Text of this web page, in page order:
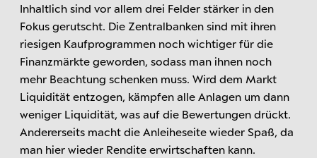
Inhaltlich sind vor allem drei Felder stärker in den
Fokus gerutscht. Die Zentralbanken sind mit ihren
riesigen Kaufprogrammen noch wichtiger für die
Finanzmärkte geworden, sodass man ihnen noch
mehr Beachtung schenken muss. Wird dem Markt
Liquidität entzogen, kämpfen alle Anlagen um dann
weniger Liquidität, was auf die Bewertungen drückt.
Andererseits macht die Anleiheseite wieder Spaß, da
man hier wieder Rendite erwirtschaften kann.